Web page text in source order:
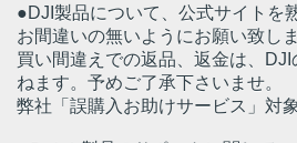
●DJI製品について、公式サイトを
お間違いの無いようにお願い致しま
買い間違えでの返品、返金は、
ねます。予めご了承下さいませ。
弊社「誤購入お助けサービス」対